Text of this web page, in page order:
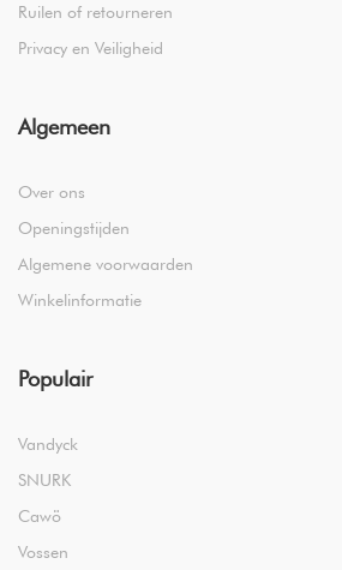
Ruilen of retourneren
Privacy en Veiligheid
Algemeen
Over ons
Openingstijden
Algemene voorwaarden
Winkelinformatie
Populair
Vandyck
SNURK
Cawö
Vossen